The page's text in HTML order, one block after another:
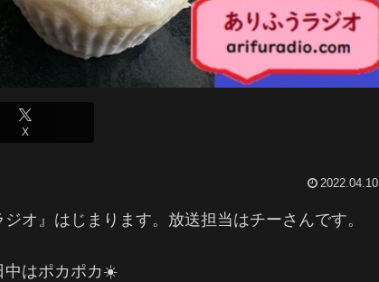
X
2022.04.10
オ』はじまります。放送担当はチーさんです。
中はポカポカ☀️